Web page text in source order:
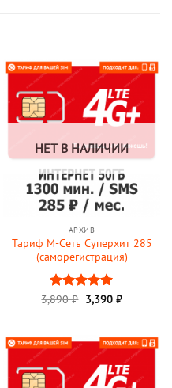
НЕТ В НАЛИЧИИ
АРХИВ
Тариф М-Сеть Суперхит 285
(саморегистрация)
Оценка5
3,890₽ 3,390 ₽